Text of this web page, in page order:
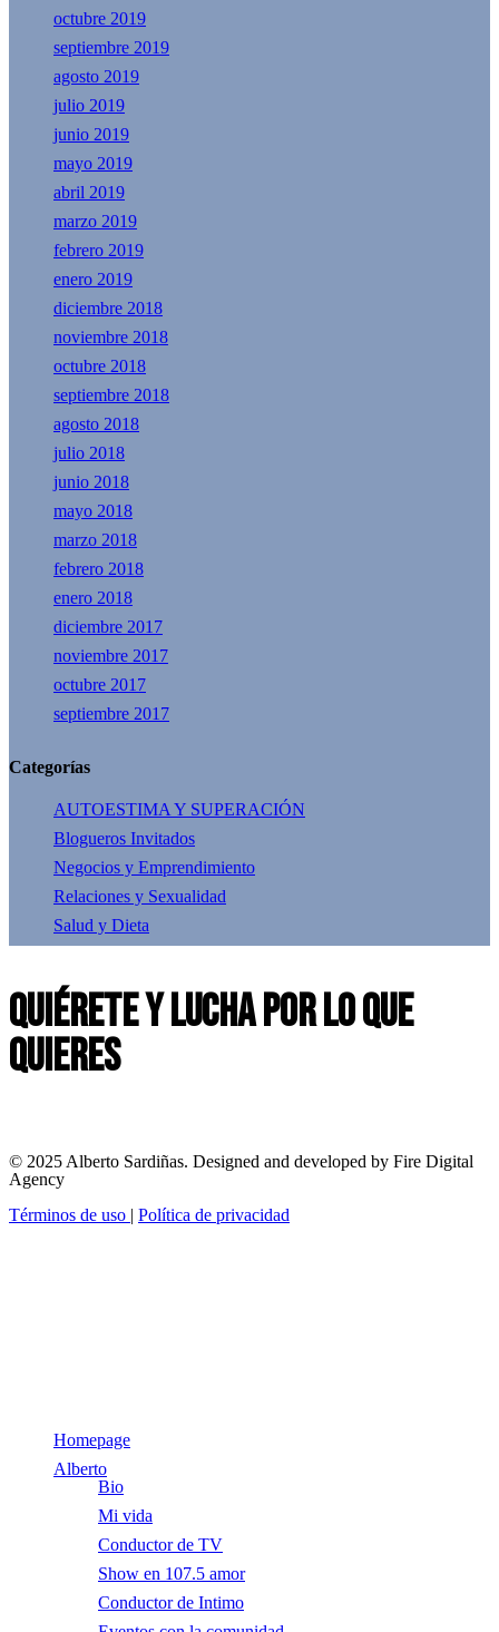
octubre 2019
septiembre 2019
agosto 2019
julio 2019
junio 2019
mayo 2019
abril 2019
marzo 2019
febrero 2019
enero 2019
diciembre 2018
noviembre 2018
octubre 2018
septiembre 2018
agosto 2018
julio 2018
junio 2018
mayo 2018
marzo 2018
febrero 2018
enero 2018
diciembre 2017
noviembre 2017
octubre 2017
septiembre 2017
Categorías
AUTOESTIMA Y SUPERACIÓN
Blogueros Invitados
Negocios y Emprendimiento
Relaciones y Sexualidad
Salud y Dieta
QUIÉRETE Y LUCHA POR LO QUE
QUIERES
youtube
instagram
tiktok
© 2025 Alberto Sardiñas. Designed and developed by Fire Digital
Agency
Términos de uso | Política de privacidad
Homepage
Alberto
Bio
Mi vida
Conductor de TV
Show en 107.5 amor
Conductor de Intimo